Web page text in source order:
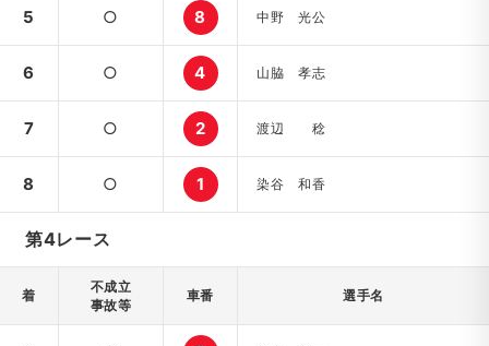
5 ○ 8 中野 光公
6 ○ 4 山脇 孝志
7 ○ 2 渡辺 稔
8 ○ 1 染谷 和香
第4レース
着
不成立
事故等
車番 選手名